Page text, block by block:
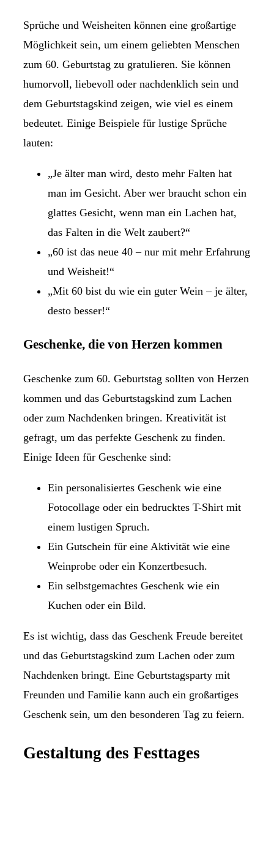
Sprüche und Weisheiten können eine großartige
Möglichkeit sein, um einem geliebten Menschen
zum 60. Geburtstag zu gratulieren. Sie können
humorvoll, liebevoll oder nachdenklich sein und
dem Geburtstagskind zeigen, wie viel es einem
bedeutet. Einige Beispiele für lustige Sprüche
lauten:
„Je älter man wird, desto mehr Falten hat
man im Gesicht. Aber wer braucht schon ein
glattes Gesicht, wenn man ein Lachen hat,
das Falten in die Welt zaubert?“
„60 ist das neue 40 – nur mit mehr Erfahrung
und Weisheit!“
„Mit 60 bist du wie ein guter Wein – je älter,
desto besser!“
Geschenke, die von Herzen kommen
Geschenke zum 60. Geburtstag sollten von Herzen
kommen und das Geburtstagskind zum Lachen
oder zum Nachdenken bringen. Kreativität ist
gefragt, um das perfekte Geschenk zu finden.
Einige Ideen für Geschenke sind:
Ein personalisiertes Geschenk wie eine
Fotocollage oder ein bedrucktes T-Shirt mit
einem lustigen Spruch.
Ein Gutschein für eine Aktivität wie eine
Weinprobe oder ein Konzertbesuch.
Ein selbstgemachtes Geschenk wie ein
Kuchen oder ein Bild.
Es ist wichtig, dass das Geschenk Freude bereitet
und das Geburtstagskind zum Lachen oder zum
Nachdenken bringt. Eine Geburtstagsparty mit
Freunden und Familie kann auch ein großartiges
Geschenk sein, um den besonderen Tag zu feiern.
Gestaltung des Festtages